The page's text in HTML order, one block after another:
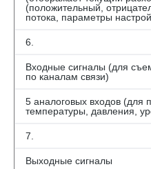
(положительный,
потока, параметры
6.
Входные сигналы (для
по каналам связи)
5 аналоговых входов (для
температуры, давления,
7.
Выходные сигналы